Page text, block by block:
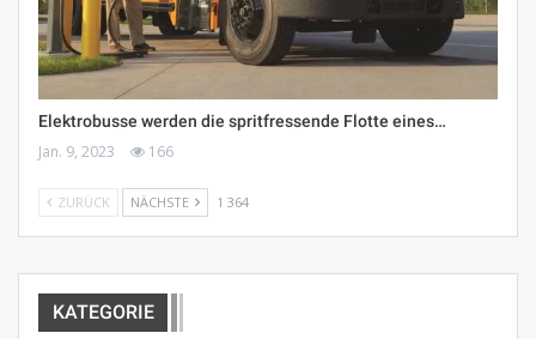
Elektrobusse werden die spritfressende Flotte eines…
Jan. 9, 2023 166
ZURÜCK NÄCHSTE 1 364
KATEGORIE